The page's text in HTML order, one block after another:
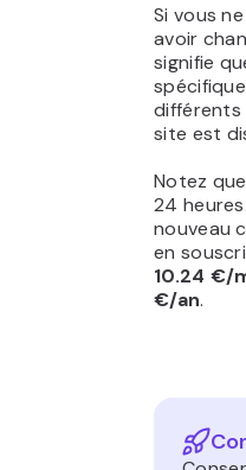
Si vous
avoir
signifie
différents
site est
Notez
24
nouveau
en
10.24 €/
€/an.